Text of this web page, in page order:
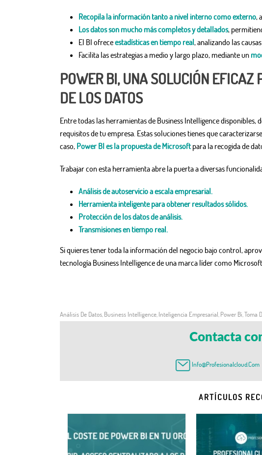
Recopila la información tanto a nivel interno como externo,
Los datos son mucho más completos y detallados,
El BI ofreceestadísticas en tiempo real, analizando las
Facilita las estrategias a medio y largo plazo, mediante un
POWER BI, UNA SOLUCIÓN
DE LOS DATOS
Entre todas las herramientas de Business Intelligence disponibles,
requisitos de tu empresa. Estas soluciones tienes que
caso, Power BI es la propuesta de Microsoftpara la recogida de
Trabajar con esta herramienta abre la puerta a diversas
Análisis de autoservicio a escala empresarial.
Herramienta inteligente para obtener resultados sólidos.
Protección de los datos de análisis.
Transmisiones en tiempo real.
Si quieres tener toda la información del negocio bajo control,
tecnología Business Intelligence de una marca líder como
Análisis De Datos, Business Intelligence, Inteligencia Empresarial, Power Bi,Toma
Contacta
Info@profesionalcloud.com
ARTÍCULOS